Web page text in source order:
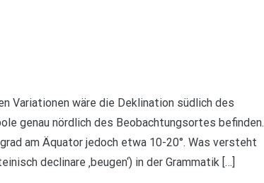
Variationen wäre die Deklination südlich des
genau nördlich des Beobachtungsortes befinden.
am Äquator jedoch etwa 10-20°. Was versteht
declinare ‚beugen‘) in der Grammatik […]